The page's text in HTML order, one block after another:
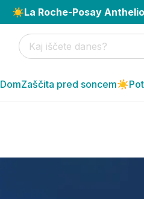
☀️La Roche-Posay
DomZaščita pred soncem☀️